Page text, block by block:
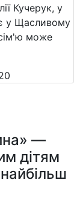
Кучерук, у
у Щасливому
може
—
дітям
найбільш